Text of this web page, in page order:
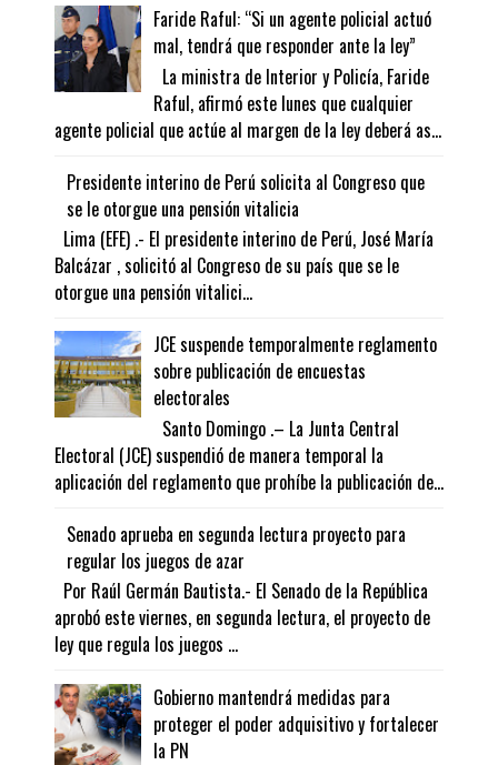
Faride Raful: “Si un agente policial actuó
mal, tendrá que responder ante la ley”
La ministra de Interior y Policía, Faride
Raful, afirmó este lunes que cualquier
agente policial que actúe al margen de la ley deberá as...
Presidente interino de Perú solicita al Congreso que
se le otorgue una pensión vitalicia
Lima (EFE) .- El presidente interino de Perú, José María
Balcázar , solicitó al Congreso de su país que se le
otorgue una pensión vitalici...
JCE suspende temporalmente reglamento
sobre publicación de encuestas
electorales
Santo Domingo .– La Junta Central
Electoral (JCE) suspendió de manera temporal la
aplicación del reglamento que prohíbe la publicación de...
Senado aprueba en segunda lectura proyecto para
regular los juegos de azar
Por Raúl Germán Bautista.- El Senado de la República
aprobó este viernes, en segunda lectura, el proyecto de
ley que regula los juegos ...
Gobierno mantendrá medidas para
proteger el poder adquisitivo y fortalecer
la PN